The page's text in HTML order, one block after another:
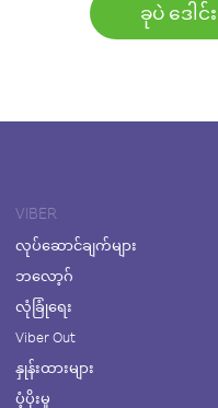
ခုပဲ ဒေ
VIBER
လုပ်ဆောင်ချက်များ
ဘလော့ဂ်
လုံခြုံရေး
Viber Out
နှုန်းထားများ
ပံ့ပိုးမှု